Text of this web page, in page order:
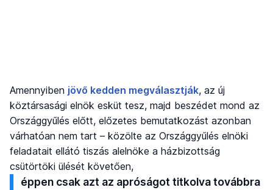
Amennyiben jövő kedden megválasztják, az új
köztársasági elnök esküt tesz, majd beszédet mond az
Országgyűlés előtt, előzetes bemutatkozást azonban
várhatóan nem tart – közölte az Országgyűlés elnöki
feladatait ellátó tiszás alelnöke a házbizottság
csütörtöki ülését követően,
éppen csak azt az apróságot titkolva továbbra